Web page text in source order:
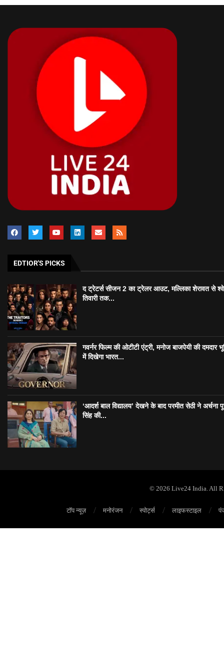
EDTIOR'S PICKS
द ट्रेटर्स सीजन 2 का ट्रेलर आउट, मल्लिका शेरावत से
तिवारी तक...
गवर्नर फिल्म की ओटीटी एंट्री, मनोज बाजपेयी की दमदार
में दिखेगा भारत...
‘आदर्श बाल विद्यालय’ देखने के बाद परमीत सेठी ने अर्चना
सिंह की...
© 2026 Live24 India. All
टॉप न्यूज़ मनोरंजन स्पोर्ट्स लाइफस्टाइल